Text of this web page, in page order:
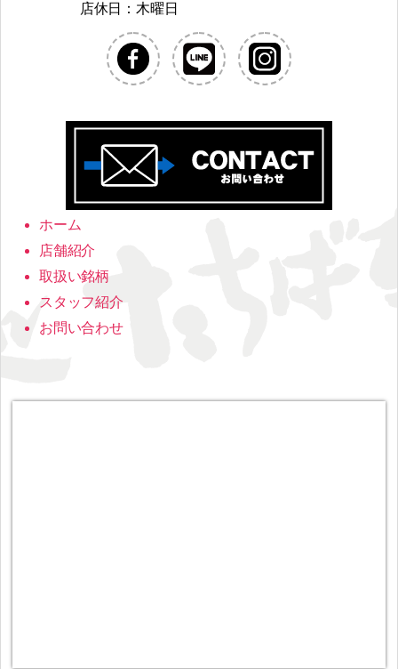
店休日：木曜日
ホーム
店舗紹介
取扱い銘柄
スタッフ紹介
お問い合わせ